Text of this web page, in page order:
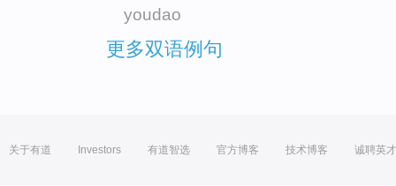
youdao
更多双语例句
关于有道 Investors 有道智选 官方博客 技术博客 诚聘英才